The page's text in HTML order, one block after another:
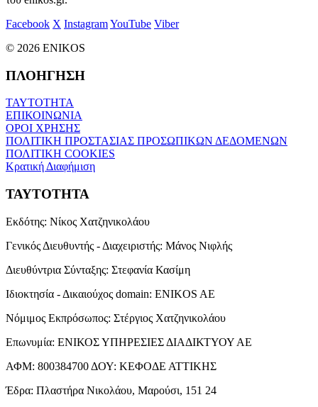
Facebook X InstagramYouTube Viber
© 2026 ENIKOS
ΠΛΟΗΓΗΣΗ
ΤΑΥΤΟΤΗΤΑ
ΕΠΙΚΟΙΝΩΝΙΑ
ΟΡΟΙ ΧΡΗΣΗΣ
ΠΟΛΙΤΙΚΗ ΠΡΟΣΤΑΣΙΑΣ ΠΡΟΣΩΠΙΚΩΝ ΔΕΔΟΜΕΝΩΝ
ΠΟΛΙΤΙΚΗ COOKIES
Κρατική Διαφήμιση
ΤΑΥΤΟΤΗΤΑ
Εκδότης: Νίκος Χατζηνικολάου
Γενικός Διευθυντής - Διαχειριστής: Μάνος Νιφλής
Διευθύντρια Σύνταξης: Στεφανία Κασίμη
Ιδιοκτησία - Δικαιούχος domain: ENIKOS AE
Νόμιμος Εκπρόσωπος: Στέργιος Χατζηνικολάου
Επωνυμία: ΕΝΙΚΟΣ ΥΠΗΡΕΣΙΕΣ ΔΙΑΔΙΚΤΥΟΥ ΑΕ
ΑΦΜ: 800384700 ΔΟΥ: ΚΕΦΟΔΕ ΑΤΤΙΚΗΣ
Έδρα: Πλαστήρα Νικολάου, Μαρούσι, 151 24